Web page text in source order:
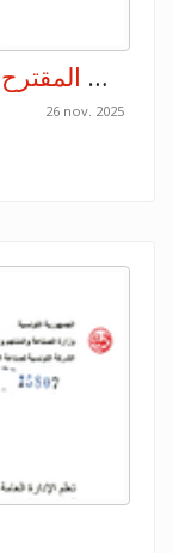
قائمة تكميلية للأعوان المقترح ادماجهم التابعين للمناولة 2025
26 nov. 2025